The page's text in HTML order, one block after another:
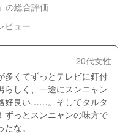
の総合評価
ビュー
20代女性
多くてずっとテレビに釘付
らしく、一途にスンニャン
好良い……。そしてタルタ
ずっとスンニャンの味方で
な。